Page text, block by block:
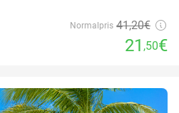
Normalpris 41,20€
21 ,50€